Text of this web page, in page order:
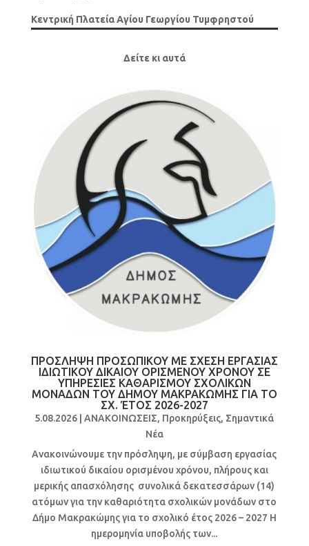
Κεντρική Πλατεία Αγίου Γεωργίου Τυμφρηστού
Δείτε κι αυτά
ΠΡΟΣΛΗΨΗ ΠΡΟΣΩΠΙΚΟΥ ΜΕ ΣΧΕΣΗ ΕΡΓΑΣΙΑΣ
ΙΔΙΩΤΙΚΟΥ ΔΙΚΑΙΟΥ ΟΡΙΣΜΕΝΟΥ ΧΡΟΝΟΥ ΣΕ
ΥΠΗΡΕΣΙΕΣ ΚΑΘΑΡΙΣΜΟΥ ΣΧΟΛΙΚΩΝ
ΜΟΝΑΔΩΝ ΤΟΥ ΔΗΜΟΥ ΜΑΚΡΑΚΩΜΗΣ ΓΙΑ ΤΟ
ΣΧ. ΈΤΟΣ 2026-2027
5.08.2026 |ΑΝΑΚΟΙΝΩΣΕΙΣ, Προκηρύξεις, Σημαντικά
Νέα
Ανακοινώνουμε την πρόσληψη, με σύμβαση εργασίας
ιδιωτικού δικαίου ορισμένου χρόνου, πλήρους και
μερικής απασχόλησης συνολικά δεκατεσσάρων (14)
ατόμων για την καθαριότητα σχολικών μονάδων στο
Δήμο Μακρακώμης για το σχολικό έτος 2026 – 2027 Η
ημερομηνία υποβολής των...